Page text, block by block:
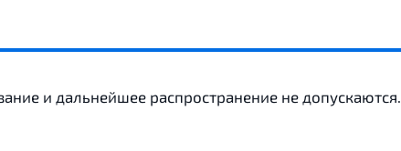
и дальнейшее распространение не допускаются.